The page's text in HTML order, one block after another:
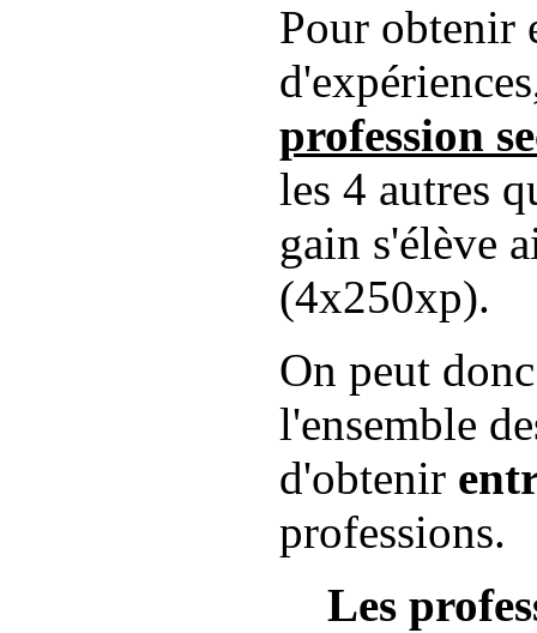
Pour obtenir
profession
les 4 autres
gain s'élève
(4x250xp).
On peut
l'ensemble
d'obtenir
professions.
Les